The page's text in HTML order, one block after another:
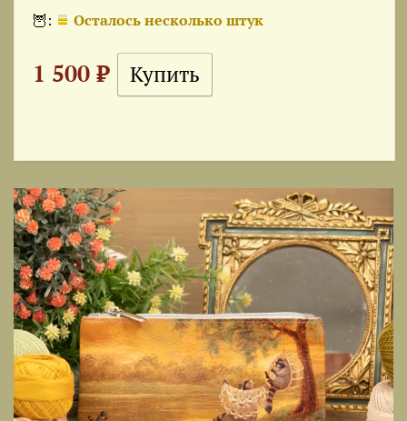
🦉: Осталось несколько штук
1 500 ₽